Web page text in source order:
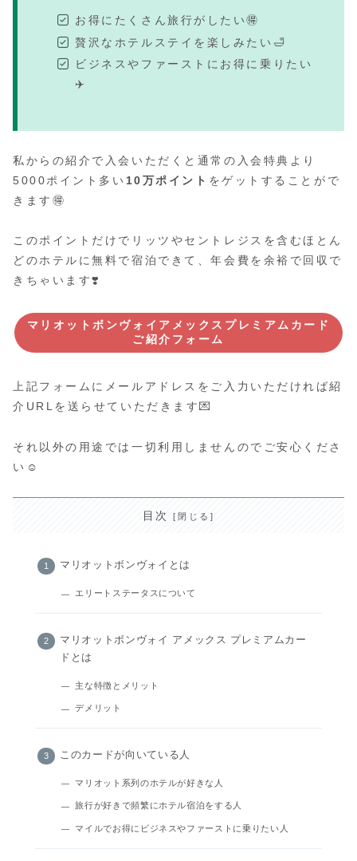
お得にたくさん旅行がしたい🉐
贅沢なホテルステイを楽しみたい🛁
ビジネスやファーストにお得に乗りたい
✈️
私からの紹介で入会いただくと通常の入会特典より
5000ポイント多い 10万ポイント をゲットすることがで
きます🉐
このポイントだけでリッツやセントレジスを含むほとん
どのホテルに無料で宿泊できて、年会費を余裕で回収で
きちゃいます❣️
マリオットボンヴォイアメックスプレミアムカード
ご紹介フォーム
上記フォームにメールアドレスをご入力いただければ紹
介URLを送らせていただきます💌
それ以外の用途では一切利用しませんのでご安心くださ
い☺️
目次
マリオットボンヴォイとは
エリートステータスについて
マリオットボンヴォイ アメックス プレミアムカー
ドとは
主な特徴とメリット
デメリット
このカードが向いている人
マリオット系列のホテルが好きな人
旅行が好きで頻繁にホテル宿泊をする人
マイルでお得にビジネスやファーストに乗りたい人